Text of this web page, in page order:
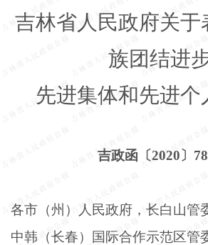
吉林省人民政府关于
族团结进
先进集体和先进个
吉政函〔2020〕
各市（州）人民政府，长白山管
中韩（长春）国际合作示范区管